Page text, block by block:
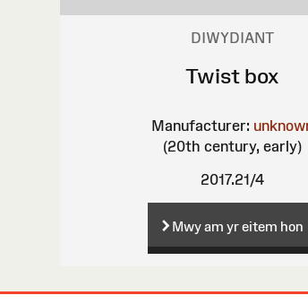
DIWYDIANT
Twist box
Manufacturer:
(20th century, early)
2017.21/4
Mwy am yr eitem hon